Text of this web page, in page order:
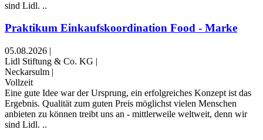
sind Lidl. ..
Praktikum Einkaufskoordination Food - Marke
05.08.2026 |
Lidl Stiftung & Co. KG |
Neckarsulm |
Vollzeit
Eine gute Idee war der Ursprung, ein erfolgreiches Konzept ist das
Ergebnis. Qualität zum guten Preis möglichst vielen Menschen
anbieten zu können treibt uns an - mittlerweile weltweit, denn wir
sind Lidl. ..